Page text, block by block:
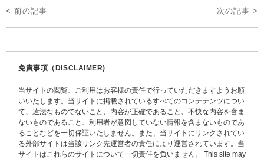
投
稿
< 前の記事 次の記事 >
免責事項（DISCLAIMER)
当サイトの閲覧、ご利用はお客様の責任で行っていただきますようお願
いいたします。当サイトに掲載されているすべてのコンテテンツについ
て、違法なものでないこと、内容が正確であること、不快な内容を含ま
ないものであること、利用者が意図していない情報を含まないものであ
ることなどを一切保証いたしません。また、当サイトにリンクされてい
る外部サイトは当該リンク先運営者の責任により運営されています。当
サイトはこれらのサイトについて一切責任を負いません。 This site may